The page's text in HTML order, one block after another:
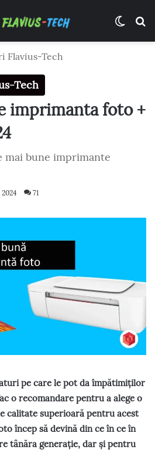
Flavius-Tech
Tech
imprimanta foto +
mai bune imprimante
71
pe care le pot da împătimiților
o recomandare pentru a alege o
calitate superioară pentru acest
încep să devină din ce în ce în
tânăra generație, dar și pentru